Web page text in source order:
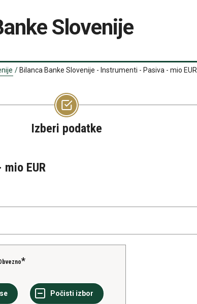
Slovenije
/ Bilanca Banke Slovenije - Instrumenti - Pasiva - mio EUR
Izberi podatke
EUR